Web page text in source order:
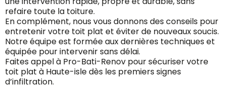
refaire toute la toiture.
En complément, nous vous donnons des conseils pour
entretenir votre toit plat et éviter de nouveaux soucis.
Notre équipe est formée aux dernières techniques et
équipée pour intervenir sans délai.
Faites appel à Pro-Bati-Renov pour sécuriser votre
toit plat à Haute-isle dès les premiers signes
d’infiltration.